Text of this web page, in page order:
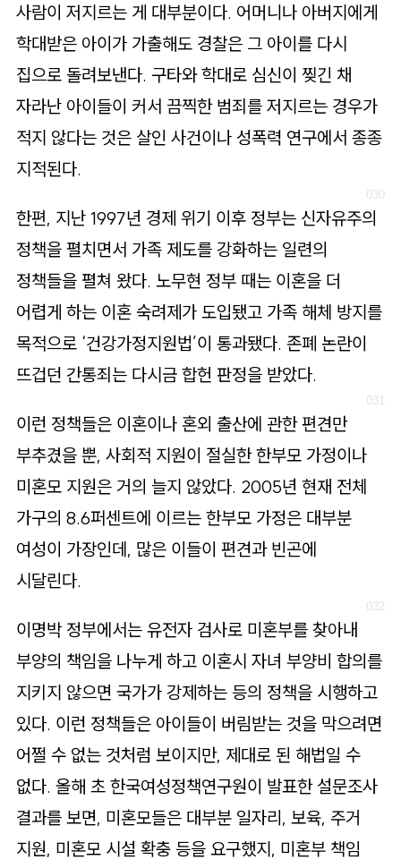
사람이 저지르는 게 대부분이다. 어머니나 아버지에게
학대받은 아이가 가출해도 경찰은 그 아이를 다시
집으로 돌려보낸다. 구타와 학대로 심신이 찢긴 채
자라난 아이들이 커서 끔찍한 범죄를 저지르는 경우가
적지 않다는 것은 살인 사건이나 성폭력 연구에서 종종
지적된다.
한편, 지난 1997년 경제 위기 이후 정부는 신자유주의
정책을 펼치면서 가족 제도를 강화하는 일련의
정책들을 펼쳐 왔다. 노무현 정부 때는 이혼을 더
어렵게 하는 이혼 숙려제가 도입됐고 가족 해체 방지를
목적으로 ‘건강가정지원법’이 통과됐다. 존폐 논란이
뜨겁던 간통죄는 다시금 합헌 판정을 받았다.
이런 정책들은 이혼이나 혼외 출산에 관한 편견만
부추겼을 뿐, 사회적 지원이 절실한 한부모 가정이나
미혼모 지원은 거의 늘지 않았다. 2005년 현재 전체
가구의 8.6퍼센트에 이르는 한부모 가정은 대부분
여성이 가장인데, 많은 이들이 편견과 빈곤에
시달린다.
이명박 정부에서는 유전자 검사로 미혼부를 찾아내
부양의 책임을 나누게 하고 이혼시 자녀 부양비 합의를
지키지 않으면 국가가 강제하는 등의 정책을 시행하고
있다. 이런 정책들은 아이들이 버림받는 것을 막으려면
어쩔 수 없는 것처럼 보이지만, 제대로 된 해법일 수
없다. 올해 초 한국여성정책연구원이 발표한 설문조사
결과를 보면, 미혼모들은 대부분 일자리, 보육, 주거
지원, 미혼모 시설 확충 등을 요구했지, 미혼부 책임